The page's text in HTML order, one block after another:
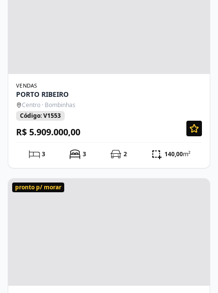
VENDAS
PORTO RIBEIRO
Centro · Bombinhas
Código: V1553
R$ 5.909.000,00
3 3 2 140,00m²
pronto p/ morar